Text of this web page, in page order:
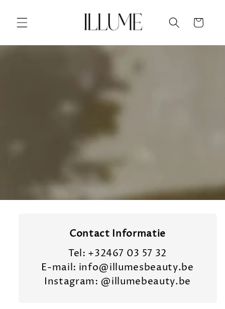
content
Winkelwagen
Contact Informatie
Tel: +32467 03 57 32
E-mail: info@illumesbeauty.be
Instagram: @illumebeauty.be